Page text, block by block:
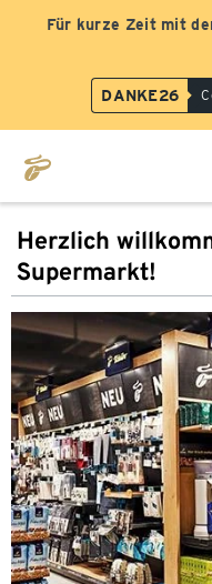
Für kurze Zeit mit
DANKE26
Herzlich
Supermarkt!